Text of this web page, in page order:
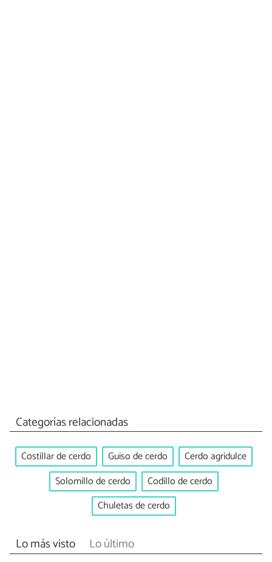
Categorías relacionadas
Costillar de cerdo Guiso de cerdo
Cerdo agridulce
Solomillo de cerdo
Codillo de cerdo
Chuletas de cerdo
Lo más visto Lo último